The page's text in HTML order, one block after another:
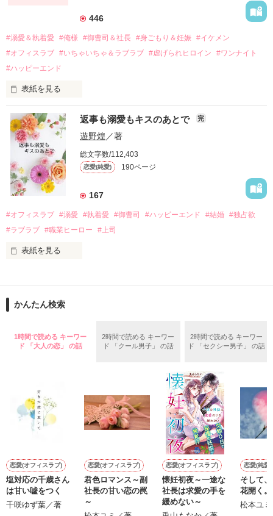
それから約十二年後。
過去の傷から、二度と会いたくないと思っていた哲平に
運命のような再会を果たす。
酔った勢いで一夜を共にしてしまった。
さらに、美桜が初めてだと知った哲平は
『責任をとる、結婚しよう』と真っ直ぐに告げてきた。
戸惑う美桜とは裏腹に、好きという気持ちを隠すことなく
甘やかしてくる。
そんなある日、哲平は美桜がストーカー被害に
遭っていることを知る。
美桜を守るため、哲平は同居を提案してきて――。
夏木美桜(なつきみお)
鳴海哲平 (なるみてっぺい)
2026.6.5～2026.7.25
＊以前、公開していた話の改稿版です＊
作品を読む
446
#溺愛＆執着愛 #俺様 #御曹司＆社長 #身ごもり＆妊娠 #イケメン
#オフィスラブ #いちゃいちゃ＆ラブラブ #虐げられヒロイン
#ワンナイト
#ハッピーエンド
表紙を見る
おかしな噂を流されて前の職場でうまくいかなかった梅田美
桜は、海外で傷心旅行をしていたところ、日本人美青年と出会
い、酒の勢いもあり一夜限りの関係となる。
帰国後、美桜は新しい職場でワンナイトした美青年と再会。
なんと彼の正体は、とある財閥御曹司にも関わらず、一族を離
れて起業した新進気鋭の実業家、社内でも冷徹だと評判な社長
――御影恭司その人だったのだ――！
なぜか恭司から飼い猫の世話係を命じられた美桜は、猫の世
の関係となってしまい――？
返事も溺愛もキスのあとで 完
遊野煌 ／著
総文字数/112,403
恋愛(純愛) 190ページ
167
#オフィスラブ #溺愛 #執着愛 #御曹司 #ハッピーエンド #結婚 #独占欲
#ラブラブ #職業ヒーロー #上司
表紙を見る
ションの企画戦略室で働いている。
めた、同期で恋人の石垣守（26）がいるのだが、後輩の姫原由
いた。
守と由羅から『便利屋雛子』と馬鹿にされ、一人こっそり泣い
鷹哉『宜しくな、俺の雛子』🦅
雛子『俺の……ひぃ、雛子？！！！』🐥
シゴデキで冷徹な上司が見せる素顔は、なぜか想像以上に甘く
※表紙も作中使用の画像も全てフリー素材です。
※執筆期間2026.6.3〜7.20完結です。
※他サイトさんにて恋愛トレンド1位でした〜良かったら読ん
かんたん検索
1時間で読める キーワー
ド 「大人の恋」 の話
2時間で読める キーワー
ド 「クール男子」 の話
2時間で読める キーワー
ド 「セクシー男子」 の話
恋愛(オフィスラブ)
塩対応の千歳さん
は甘い嘘をつく
千咲ゆず葉／著
恋愛(オフィスラブ)
君色ロマンス～副
社長の甘い恋の罠
～
恋愛(オフィスラブ)
懐妊初夜～一途な
社長は求愛の手を
緩めない～
恋愛(純愛)
そして
花開く。
松本ユ